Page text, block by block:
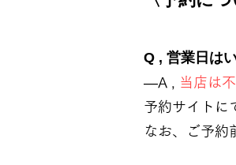
Q , 営業日は
―A
当店は
予約サイトに
なお、ご予約